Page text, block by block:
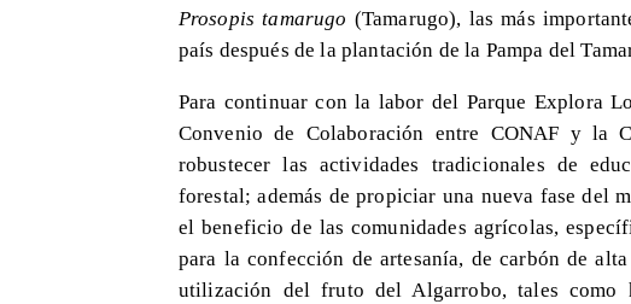
Prosopis tamarugo (Tamarugo), las más
país después de la plantación de la Pampa del
Para continuar con la labor del Parque Explora
Convenio de Colaboración entre CONAF y la
robustecer las actividades tradicionales de
forestal; además de propiciar una nueva fase del
el beneficio de las comunidades agrícolas,
para la confección de artesanía, de carbón de
utilización del fruto del Algarrobo, tales como